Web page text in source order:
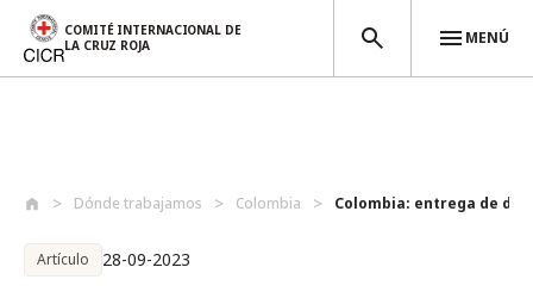
COMITÉ INTERNACIONAL DE
LA CRUZ ROJA
MENÚ
Dónde trabajamos Colombia Colombia: entrega de
Artículo 28-09-2023